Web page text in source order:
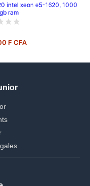
intel xeon e5-1620, 1000
ram
F CFA